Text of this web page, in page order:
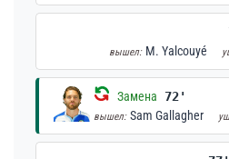
вышел: M. Yalcouyé
Замена 72'
вышел: Sam Gallagher